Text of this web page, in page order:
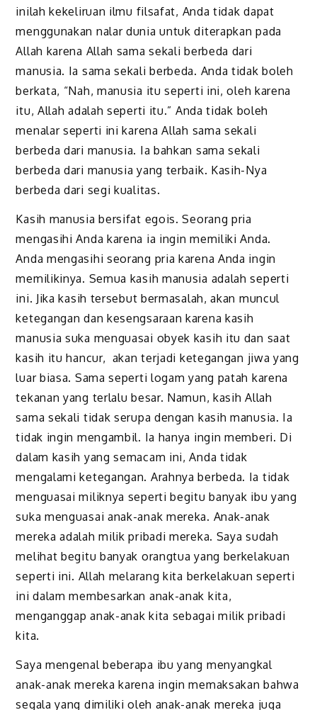
inilah kekeliruan ilmu filsafat, Anda tidak dapat
menggunakan nalar dunia untuk diterapkan pada
Allah karena Allah sama sekali berbeda dari
manusia. Ia sama sekali berbeda. Anda tidak boleh
berkata, “Nah, manusia itu seperti ini, oleh karena
itu, Allah adalah seperti itu.” Anda tidak boleh
menalar seperti ini karena Allah sama sekali
berbeda dari manusia. Ia bahkan sama sekali
berbeda dari manusia yang terbaik. Kasih-Nya
berbeda dari segi kualitas.
Kasih manusia bersifat egois. Seorang pria
mengasihi Anda karena ia ingin memiliki Anda.
Anda mengasihi seorang pria karena Anda ingin
memilikinya. Semua kasih manusia adalah seperti
ini. Jika kasih tersebut bermasalah, akan muncul
ketegangan dan kesengsaraan karena kasih
manusia suka menguasai obyek kasih itu dan saat
kasih itu hancur, akan terjadi ketegangan jiwa yang
luar biasa. Sama seperti logam yang patah karena
tekanan yang terlalu besar. Namun, kasih Allah
sama sekali tidak serupa dengan kasih manusia. Ia
tidak ingin mengambil. Ia hanya ingin memberi. Di
dalam kasih yang semacam ini, Anda tidak
mengalami ketegangan. Arahnya berbeda. Ia tidak
menguasai miliknya seperti begitu banyak ibu yang
suka menguasai anak-anak mereka. Anak-anak
mereka adalah milik pribadi mereka. Saya sudah
melihat begitu banyak orangtua yang berkelakuan
seperti ini. Allah melarang kita berkelakuan seperti
ini dalam membesarkan anak-anak kita,
menganggap anak-anak kita sebagai milik pribadi
kita.
Saya mengenal beberapa ibu yang menyangkal
anak-anak mereka karena ingin memaksakan bahwa
segala yang dimiliki oleh anak-anak mereka juga